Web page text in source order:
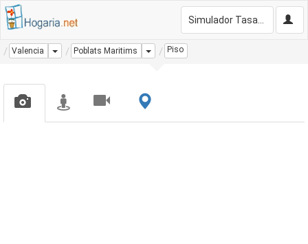
Valencia DropdownPoblats Maritims Dropdown
Piso